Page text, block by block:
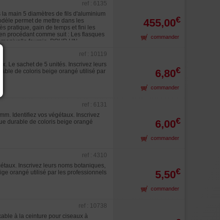
ref : 6135
main 5 diamètres de fils d'aluminium
permet de mettre dans les
pratique, gain de temps et fini les
procédant comme suit : Les flasques
fournie. POUR UN
l'un au dessus de l'autre pour avoir
455,00€
commander
ref : 10119
Le sachet de 5 unités. Inscrivez leurs
de coloris beige orangé utilisé par
6,80€
commander
ref : 6131
Identifiez vos végétaux. Inscrivez
durable de coloris beige orangé
6,00€
commander
ref : 4310
Inscrivez leurs noms botaniques,
orangé utilisé par les professionnels
5,50€
commander
ref : 10738
à la ceinture pour ciseaux à